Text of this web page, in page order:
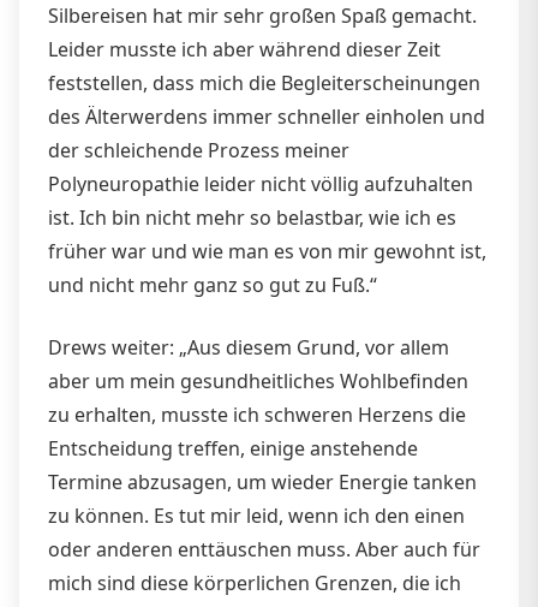
Silbereisen hat mir sehr großen Spaß gemacht.
Leider musste ich aber während dieser Zeit
feststellen, dass mich die Begleiterscheinungen
des Älterwerdens immer schneller einholen und
der schleichende Prozess meiner
Polyneuropathie leider nicht völlig aufzuhalten
ist. Ich bin nicht mehr so belastbar, wie ich es
früher war und wie man es von mir gewohnt ist,
und nicht mehr ganz so gut zu Fuß.“
Drews weiter: „Aus diesem Grund, vor allem
aber um mein gesundheitliches Wohlbefinden
zu erhalten, musste ich schweren Herzens die
Entscheidung treffen, einige anstehende
Termine abzusagen, um wieder Energie tanken
zu können. Es tut mir leid, wenn ich den einen
oder anderen enttäuschen muss. Aber auch für
mich sind diese körperlichen Grenzen, die ich